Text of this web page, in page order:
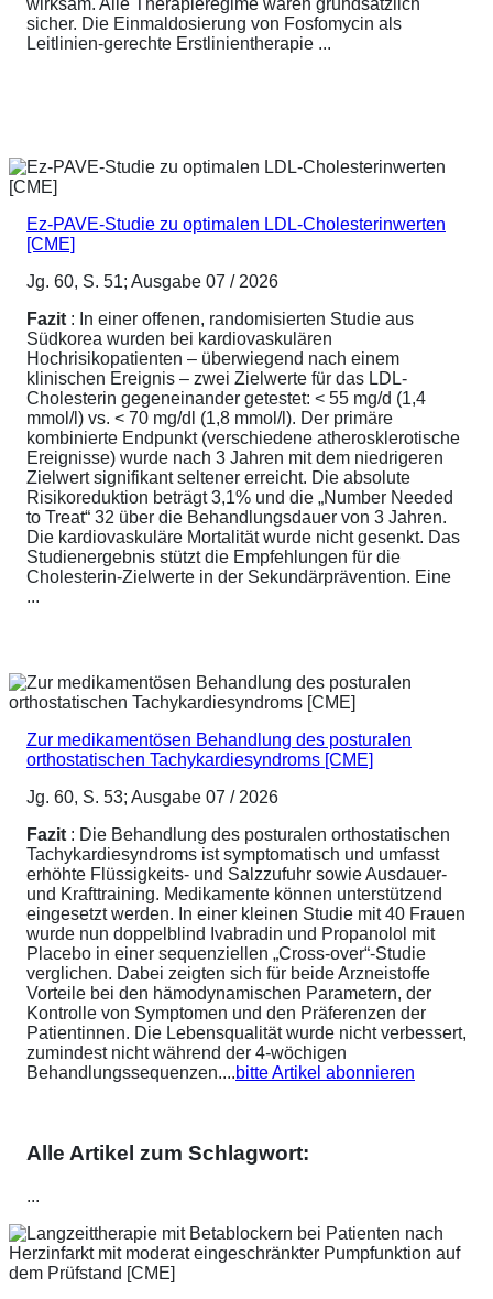
wirksam. Alle Therapieregime waren grundsätzlich
sicher. Die Einmaldosierung von Fosfomycin als
Leitlinien-gerechte Erstlinientherapie ...
Ez-PAVE-Studie zu optimalen LDL-Cholesterinwerten
[CME]
Jg. 60, S. 51; Ausgabe 07 / 2026
Fazit : In einer offenen, randomisierten Studie aus
Südkorea wurden bei kardiovaskulären
Hochrisikopatienten – überwiegend nach einem
klinischen Ereignis – zwei Zielwerte für das LDL-
Cholesterin gegeneinander getestet: < 55 mg/d (1,4
mmol/l) vs. < 70 mg/dl (1,8 mmol/l). Der primäre
kombinierte Endpunkt (verschiedene atherosklerotische
Ereignisse) wurde nach 3 Jahren mit dem niedrigeren
Zielwert signifikant seltener erreicht. Die absolute
Risikoreduktion beträgt 3,1% und die „Number Needed
to Treat“ 32 über die Behandlungsdauer von 3 Jahren.
Die kardiovaskuläre Mortalität wurde nicht gesenkt. Das
Studienergebnis stützt die Empfehlungen für die
Cholesterin-Zielwerte in der Sekundärprävention. Eine
...
Zur medikamentösen Behandlung des posturalen
orthostatischen Tachykardiesyndroms [CME]
Jg. 60, S. 53; Ausgabe 07 / 2026
Fazit : Die Behandlung des posturalen orthostatischen
Tachykardiesyndroms ist symptomatisch und umfasst
erhöhte Flüssigkeits- und Salzzufuhr sowie Ausdauer-
und Krafttraining. Medikamente können unterstützend
eingesetzt werden. In einer kleinen Studie mit 40 Frauen
wurde nun doppelblind Ivabradin und Propanolol mit
Placebo in einer sequenziellen „Cross-over“-Studie
verglichen. Dabei zeigten sich für beide Arzneistoffe
Vorteile bei den hämodynamischen Parametern, der
Kontrolle von Symptomen und den Präferenzen der
Patientinnen. Die Lebensqualität wurde nicht verbessert,
zumindest nicht während der 4-wöchigen
Behandlungssequenzen....bitte Artikel abonnieren
Alle Artikel zum Schlagwort:
...